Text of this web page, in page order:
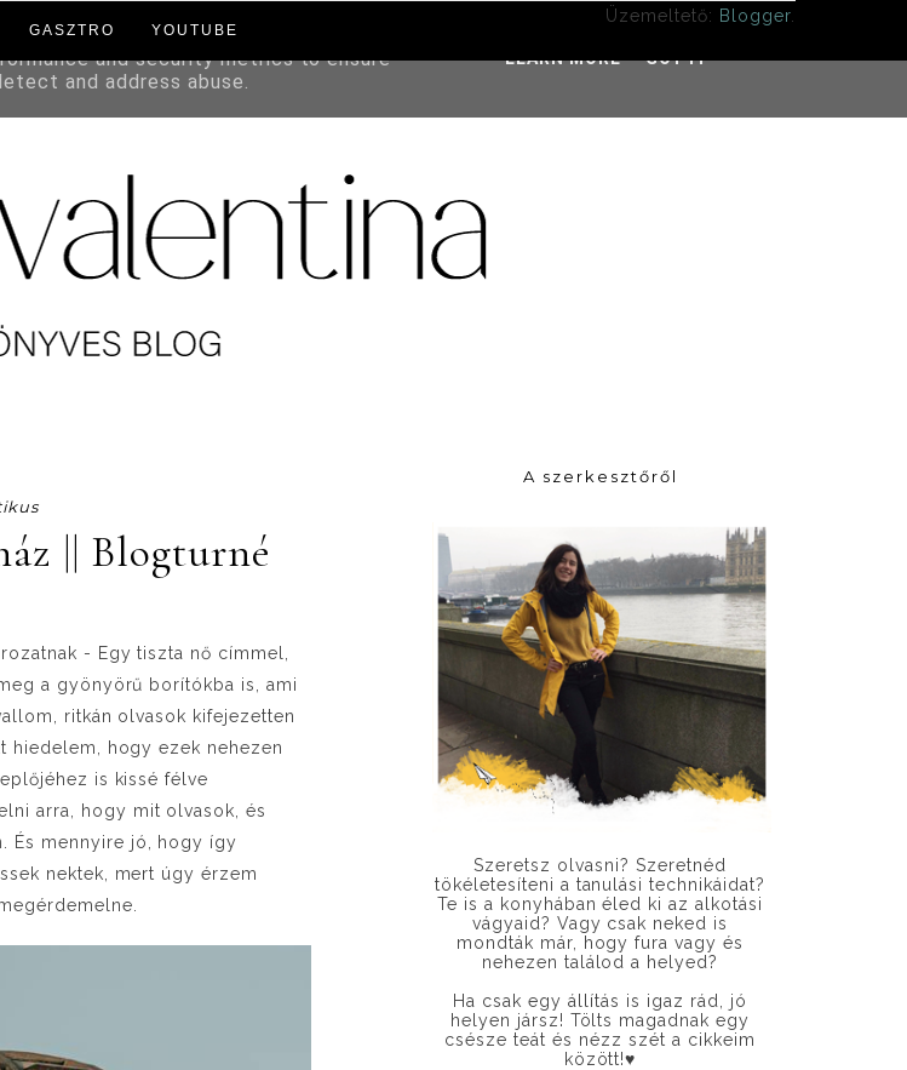
GASZTRO YOUTUBE
Üzemeltető: Blogger
|| Blogturné
- Egy tiszta nő címmel,
a gyönyörű borítókba is, ami
ritkán olvasok kifejezetten
hiedelem, hogy ezek nehezen
is kissé félve
arra, hogy mit olvasok, és
És mennyire jó, hogy így
nektek, mert úgy érzem
A szerkesztőről
Szeretsz olvasni? Szeretnéd
tökéletesíteni a tanulási technikáidat?
Te is a konyhában éled ki az alkotási
vágyaid? Vagy csak neked is
mondták már, hogy fura vagy és
nehezen találod a helyed?
Ha csak egy állítás is igaz rád, jó
helyen jársz! Tölts magadnak egy
csésze teát és nézz szét a cikkeim
között!♥
and to analyze traffic. Your IP address
and security metrics to ensure
and address abuse.
LEARN MORE GOT IT